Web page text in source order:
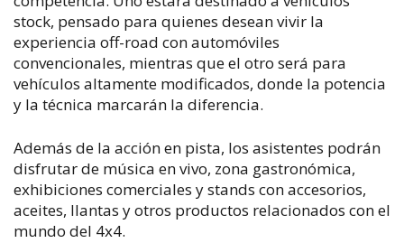
stock, pensado para quienes desean vivir la
experiencia off-road con automóviles
convencionales, mientras que el otro será para
vehículos altamente modificados, donde la potencia
y la técnica marcarán la diferencia.
Además de la acción en pista, los asistentes podrán
disfrutar de música en vivo, zona gastronómica,
exhibiciones comerciales y stands con accesorios,
aceites, llantas y otros productos relacionados con el
mundo del 4x4.